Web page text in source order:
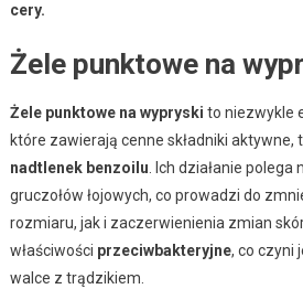
cery.
Żele punktowe na
Żele punktowe na wypryski to niezwykle
które zawierają cenne składniki aktywne,
nadtlenek benzoilu . Ich działanie
gruczołów łojowych, co prowadzi do
rozmiaru, jak i zaczerwienienia zmian
właściwości przeciwbakteryjne, co czyni
walce z trądzikiem.